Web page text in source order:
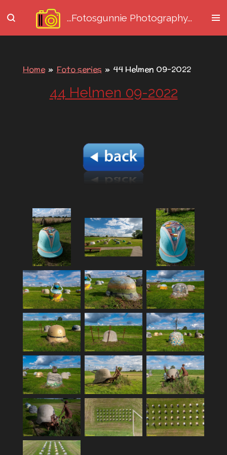
direct
naar
...Fotosgunnie Photography...
Home » Foto series » 44 Helmen 09-2022
44 Helmen 09-2022